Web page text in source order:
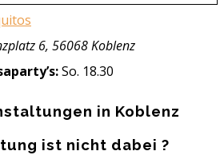
6, 56068 Koblenz
So. 18.30
in Koblenz
ist nicht dabei ?